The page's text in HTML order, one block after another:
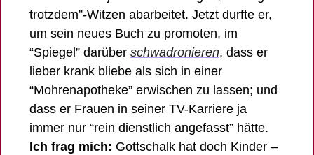
trotzdem”-Witzen abarbeitet. Jetzt durfte er,
um sein neues Buch zu promoten, im
“Spiegel” darüber schwadronieren, dass er
lieber krank bliebe als sich in einer
“Mohrenapotheke” erwischen zu lassen; und
dass er Frauen in seiner TV-Karriere ja
immer nur “rein dienstlich angefasst” hätte.
Ich frag mich: Gottschalk hat doch Kinder –